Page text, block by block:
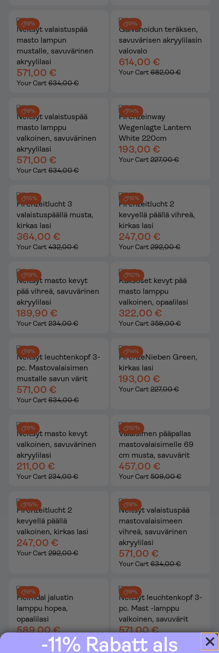
9%
Neitsyt valaistuspää
masto lampun
mustalle, savuvärinen
akryylilasi
571,00 €
Your Cart 634,00 €
9%
Galvanoidun teräksen,
savuvärisen akryylilasin
valovalo
614,00 €
Your Cart682,00 €
9%
Neitsyt valaistuspää
masto lamppu
valkoinen, savuvärinen
akryylilasi
571,00 €
Your Cart 634,00 €
14%
Firenzeinway
Wegenlagte Lantern
White 220cm
193,00 €
Your Cart227,00 €
15%
Firenzeitlucht 3
valaistuspäällä musta,
kirkas lasi
364,00 €
Your Cart 432,00 €
15%
Firenzeitlucht 2
kevyellä päällä vihreä,
kirkas lasi
247,00 €
Your Cart292,00 €
19%
Neitsyt masto kevyt
pää vihreä, savuvärinen
akryylilasi
189,90 €
Your Cart 234,00 €
10%
Kaksoset kevyt pää
masto lamppu
valkoinen, opaalilasi
322,00 €
Your Cart359,00 €
9%
Neitsyt leuchtenkopf 3-
pc. Mastovalaisimen
mustalle savun värit
571,00 €
Your Cart 634,00 €
14%
FirenzeNieben Green,
kirkas lasi
193,00 €
Your Cart227,00 €
9%
Neitsyt masto kevyt
valkoinen, savuvärinen
akryylilasi
211,00 €
Your Cart 234,00 €
10%
Valaisimen pääpallas
mastovalaisimelle 69
cm musta, savuvärit
457,00 €
Your Cart509,00 €
15%
Firenzeitlucht 2
kevyellä päällä
valkoinen, kirkas lasi
247,00 €
Your Cart 292,00 €
9%
Neitsyt valaistuspää
mastovalaisimeen
vihreä, savuvärinen
akryylilasi
571,00 €
Your Cart634,00 €
9%
Heimdal jalustin
lamppu hopea,
opaalilasi
589,00 €
654,00 €
9%
Neitsyt leuchtenkopf 3-
pc. Mast -lamppu
valkoinen, savuvärit
571,00 €
Your Cart 634,00 €
-11% Rabatt als